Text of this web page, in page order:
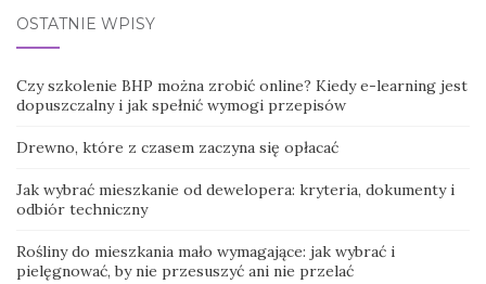
OSTATNIE WPISY
Czy szkolenie BHP można zrobić online? Kiedy e-learning jest
dopuszczalny i jak spełnić wymogi przepisów
Drewno, które z czasem zaczyna się opłacać
Jak wybrać mieszkanie od dewelopera: kryteria, dokumenty i
odbiór techniczny
Rośliny do mieszkania mało wymagające: jak wybrać i
pielęgnować, by nie przesuszyć ani nie przelać